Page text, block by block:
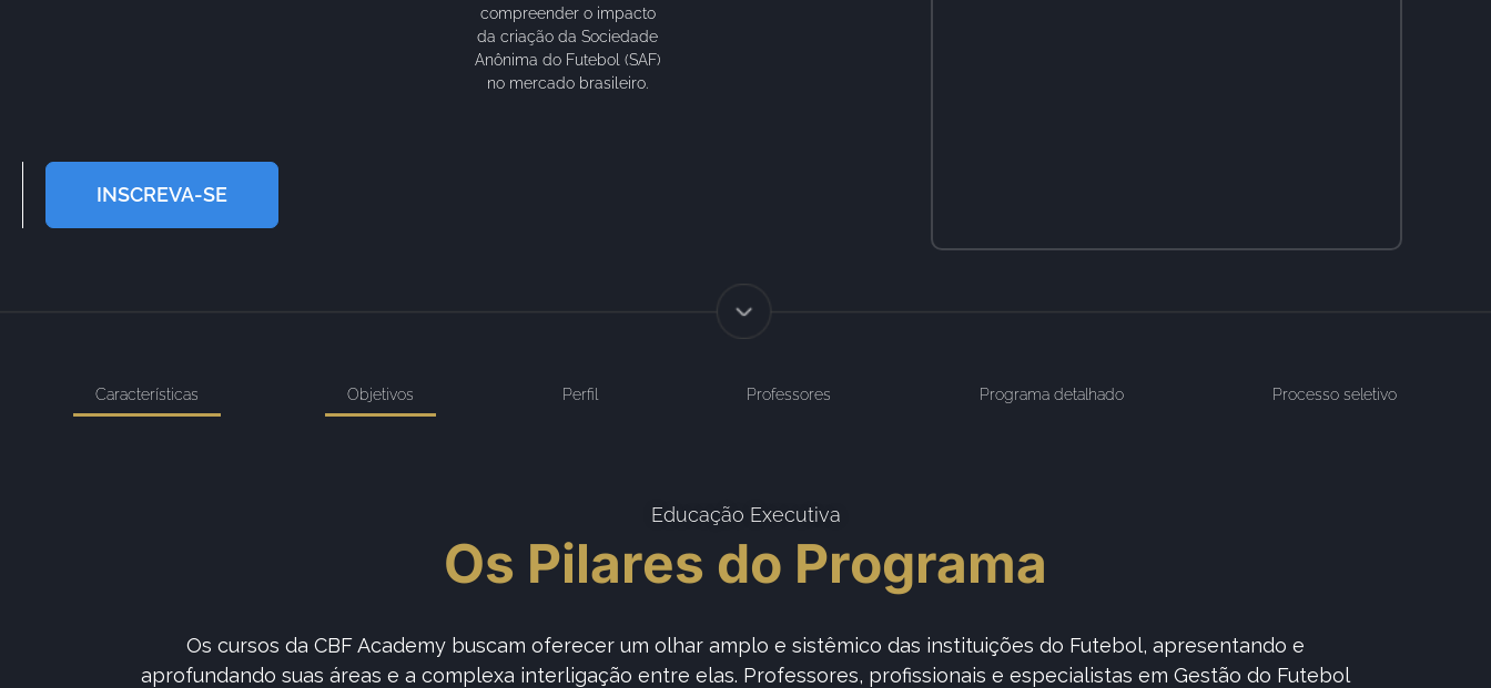
compreender o impacto
da criação da Sociedade
Anônima do Futebol (SAF)
no mercado brasileiro.
INSCREVA-SE
Características Objetivos Perfil Professores Programa detalhado Processo seletivo
Educação Executiva
Os Pilares do Programa
Os cursos da CBF Academy buscam oferecer um olhar amplo e sistêmico das instituições do Futebol, apresentando e
aprofundando suas áreas e a complexa interligação entre elas. Professores, profissionais e especialistas em Gestão do Futebol